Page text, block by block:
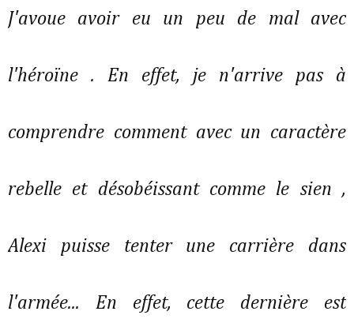
J'avoue avoir eu un peu de mal avec
l'héroïne . En effet, je n'arrive pas à
comprendre comment avec un caractère
rebelle et désobéissant comme le sien ,
Alexi puisse tenter une carrière dans
l'armée... En effet, cette dernière est